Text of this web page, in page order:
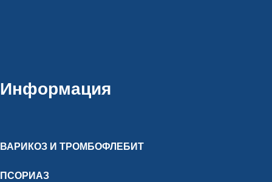
Информация
ВАРИКОЗ И ТРОМБОФЛЕБИТ
ПСОРИАЗ